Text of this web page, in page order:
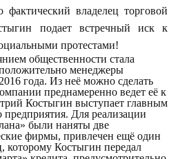
владелец торговой
подает встречный иск к
протестами!
общественности стала
менеджеры
года. Из неё можно сделать
преднамеренно ведет её к
Костыгин выступает главным
предприятия. Для реализации
были наняты две
фирмы, привлечен ещё один
которому Костыгин передал